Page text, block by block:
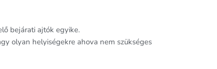
bejárati ajtók egyike.
olyan helyiségekre ahova nem szükséges